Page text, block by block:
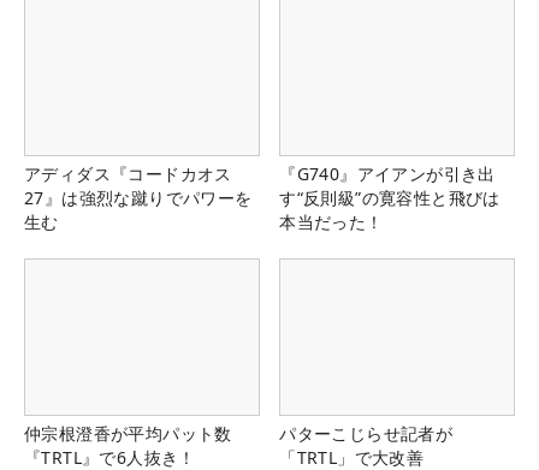
アディダス『コードカオス
27』は強烈な蹴りでパワーを
生む
『G740』アイアンが引き出
す“反則級”の寛容性と飛びは
本当だった！
仲宗根澄香が平均パット数
『TRTL』で6人抜き！
パターこじらせ記者が
「TRTL」で大改善